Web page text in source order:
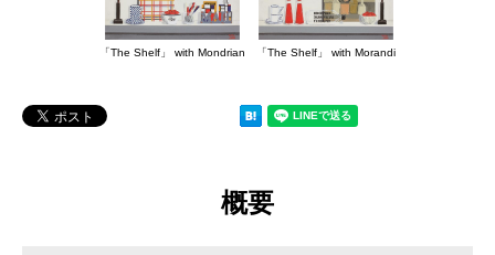
「The Shelf」 with Mondrian 「The Shelf」 with Morandi
概要